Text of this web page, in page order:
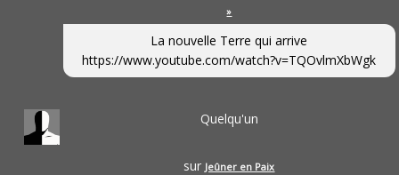
»
La nouvelle Terre qui arrive
https://www.youtube.com/watch?v=TQOvlmXbWgk
Quelqu'un
sur Jeûner en Paix